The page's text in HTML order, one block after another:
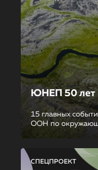
ЮНЕП 50 лет
15 главных
ООН по
СПЕЦПРОЕКТ